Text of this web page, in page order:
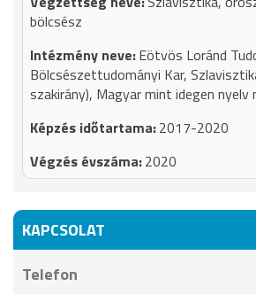
bölcsész
Eötvös Loránd
Bölcsészettudományi Kar,
szakirány), Magyar mint idegen nyelv
2017-2020
2020
KAPCSOLAT
Telefon